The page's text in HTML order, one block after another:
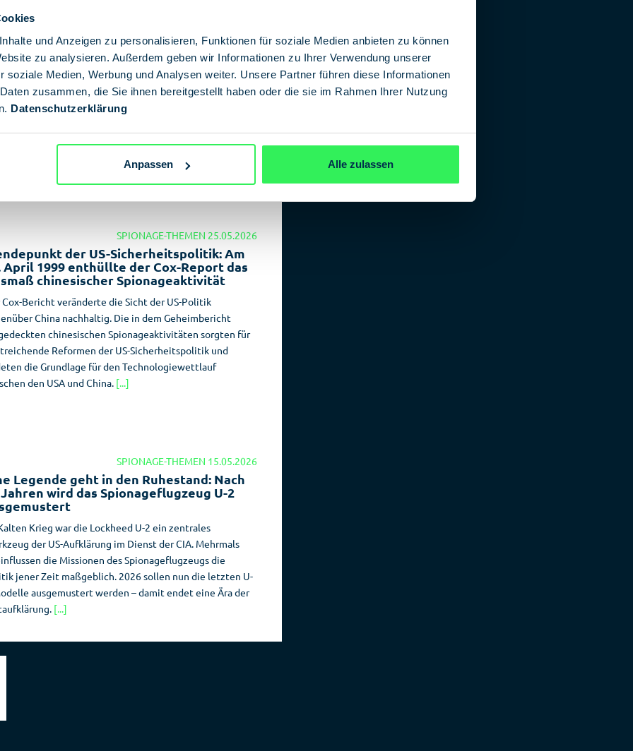
und Anzeigen zu personalisieren, Funktionen für soziale Medien anbieten zu können
zu analysieren. Außerdem geben wir Informationen zu Ihrer Verwendung unserer
soziale Medien, Werbung und Analysen weiter. Unsere Partner führen diese Informationen
zusammen, die Sie ihnen bereitgestellt haben oder die sie im Rahmen Ihrer Nutzung
Datenschutzerklärung
Anpassen Alle zulassen
Botschaften im Äther: Geschichte
Zahlensender
allem im Kalten Krieg stieß man beim Radiohören mit
regelmäßig auf ein unheimliches
eine monotone, mechanische Stimme, die
Zahlenkolonnen aufsagte. Mit sogenannten
an Spione im Ausland. Die alte Methode war nie
SPIONAGE-THEMEN 25.05.2026
der US-Sicherheitspolitik: Am
April 1999 enthüllte der Cox-Report das
chinesischer Spionageaktivität
Cox-Bericht veränderte die Sicht der US-Politik
China nachhaltig. Die in dem Geheimbericht
chinesischen Spionageaktivitäten sorgten für
Reformen der US-Sicherheitspolitik und
die Grundlage für den Technologiewettlauf
den USA und China. [...]
SPIONAGE-THEMEN 15.05.2026
Legende geht in den Ruhestand: Nach
wird das Spionageflugzeug U-2
Krieg war die Lockheed U-2 ein zentrales
der US-Aufklärung im Dienst der CIA. Mehrmals
die Missionen des Spionageflugzeugs die
jener Zeit maßgeblich. 2026 sollen nun die letzten U-
ausgemustert werden – damit endet eine Ära der
[...]